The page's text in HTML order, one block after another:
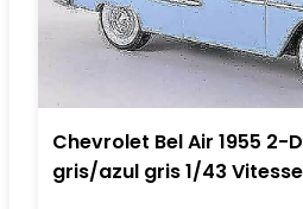
Chevrolet Bel Air 1955
gris/azul gris 1/43 Vitesse